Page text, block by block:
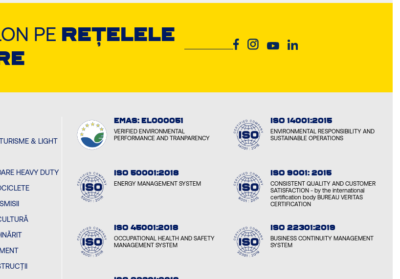
PE REȚELELE
& LIGHT
HEAVY DUTY
EMAS: EL000051
VERIFIED ENVIRONMENTAL
PERFORMANCE AND TRANPARENCY
ISO 14001:2015
ENVIRONMENTAL RESPONSIBILITY AND
SUSTAINABLE OPERATIONS
ISO 50001:2018
ENERGY MANAGEMENT SYSTEM
ISO 9001: 2015
CONSISTENT QUALITY AND CUSTOMER
SATISFACTION - by the international
certification body BUREAU VERITAS
CERTIFICATION
ISO 45001:2018
OCCUPATIONAL HEALTH AND SAFETY
MANAGEMENT SYSTEM
ISO 22301:2019
BUSINESS CONTINUITY MANAGEMENT
SYSTEM